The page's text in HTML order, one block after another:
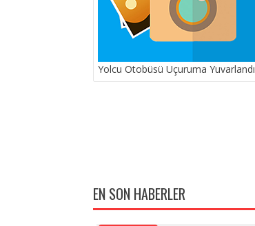
Yolcu Otobüsü Uçuruma Yuvarlandı
EN SON HABERLER